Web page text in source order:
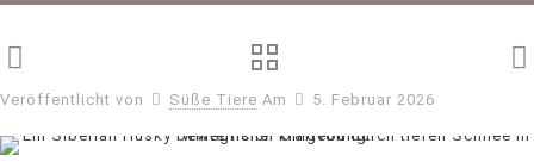
Veröffentlicht von Süße Tiere Am 5. Februar 2026